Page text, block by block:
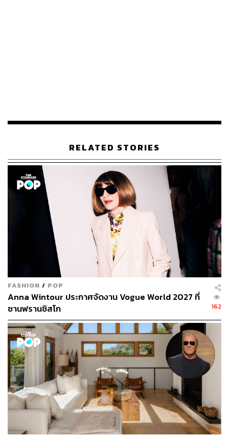
แมวมองจาก Elite Model พบและชักชวนจิเซลเป็นนาง
แบบตอนเธออายุ 13 ปี ที่ฟู้ดคอร์ตในห้างสรรพสินค้า
ระหว่างที่เธอกำลังไปทัศนศึกษาที่สวนสนุกในรัฐเซา
เปาโล ประเทศบราซิล
ในปี 1994 ตอนจิเซลอายุ 14 ปี เธอเข้าประกวด Elite
Model Look ที่จัด ณ เกาะอิบิซา ซึ่งจิเซลได้อันดับที่ 4
RELATED STORIES
FASHION / POP
Anna Wintour ประกาศจัดงาน Vogue World 2027 ที่
ซานฟรานซิสโก
162